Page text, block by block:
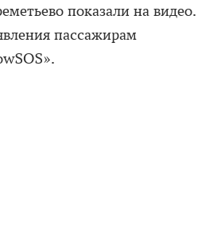
показали на видео.
пассажирам